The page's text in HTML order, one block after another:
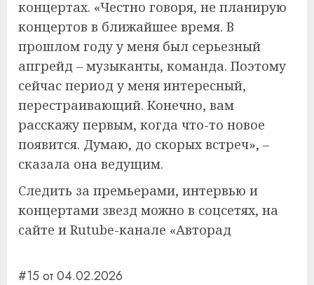
концертах. «Честно говоря, не планирую
концертов в ближайшее время. В
прошлом году у меня был серьезный
апгрейд – музыканты, команда. Поэтому
сейчас период у меня интересный,
перестраивающий. Конечно, вам
расскажу первым, когда что-то новое
появится. Думаю, до скорых встреч», –
сказала она ведущим.
Следить за премьерами, интервью и
концертами звезд можно в соцсетях, на
сайте и Rutube-канале «Авторад
#15 от 04.02.2026